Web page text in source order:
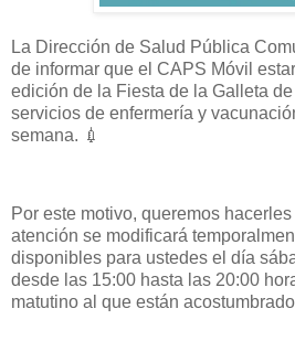
La Dirección de Salud Pública
de informar que el CAPS Móvil
edición de la Fiesta de la Galleta
servicios de enfermería y
semana. 💉
Por este motivo, queremos
atención se modificará
disponibles para ustedes el día
desde las 15:00 hasta las 20:00
matutino al que están